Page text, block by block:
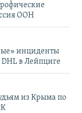
ООН
инциденты
DHL в Лейпциге
из Крыма по